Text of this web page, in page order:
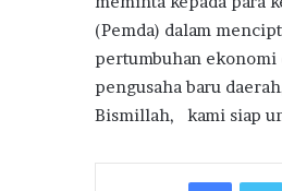
(Pemda) dalam
pertumbuhan ekonomi
pengusaha baru
Bismillah, kami siap